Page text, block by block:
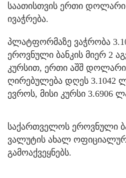
საათისთვის ერთი
ივაჭრება.
პლატფორმაზე ვაჭრობა
ეროვნული ბანკის მიერ 2
კურსით, ერთი აშშ
ღირებულება დღეს 3.1042
ევროს, მისი კურსი 3.6906
საქართველოს ეროვნული
ვალუტის ახალ ოფიციალურ
გამოაქვეყნებს.